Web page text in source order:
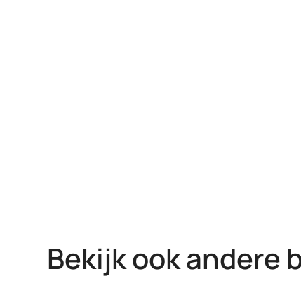
Bekijk ook andere